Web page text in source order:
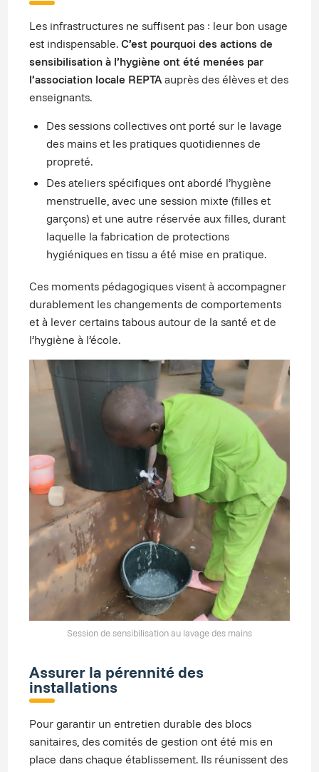
Les infrastructures ne suffisent pas : leur bon usage
est indispensable.C’est pourquoi des actions de
sensibilisation à l’hygiène ont été menées par
l’association locale REPTAauprès des élèves et des
enseignants.
Des sessions collectives ont porté sur le lavage
des mains et les pratiques quotidiennes de
propreté.
Des ateliers spécifiques ont abordé l’hygiène
menstruelle, avec une session mixte (filles et
garçons) et une autre réservée aux filles, durant
laquelle la fabrication de protections
hygiéniques en tissu a été mise en pratique.
Ces moments pédagogiques visent à accompagner
durablement les changements de comportements
et à lever certains tabous autour de la santé et de
l’hygiène à l’école.
Session de sensibilisation au lavage des mains
Assurer la pérennité des
installations
Pour garantir un entretien durable des blocs
sanitaires, des comités de gestion ont été mis en
place dans chaque établissement. Ils réunissent des